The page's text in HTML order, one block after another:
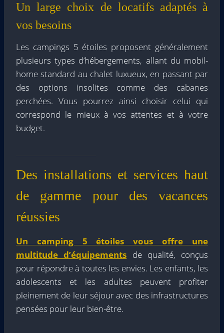
Un large choix de locatifs adaptés à
vos besoins
Les campings 5 étoiles proposent généralement
plusieurs types d’hébergements, allant du mobil-
home standard au chalet luxueux, en passant par
des options insolites comme des cabanes
perchées. Vous pourrez ainsi choisir celui qui
correspond le mieux à vos attentes et à votre
budget.
Des installations et services haut
de gamme pour des vacances
réussies
Un camping 5 étoiles vous offre une
multitude d’équipements de qualité, conçus
pour répondre à toutes les envies. Les enfants, les
adolescents et les adultes peuvent profiter
pleinement de leur séjour avec des infrastructures
pensées pour leur bien-être.